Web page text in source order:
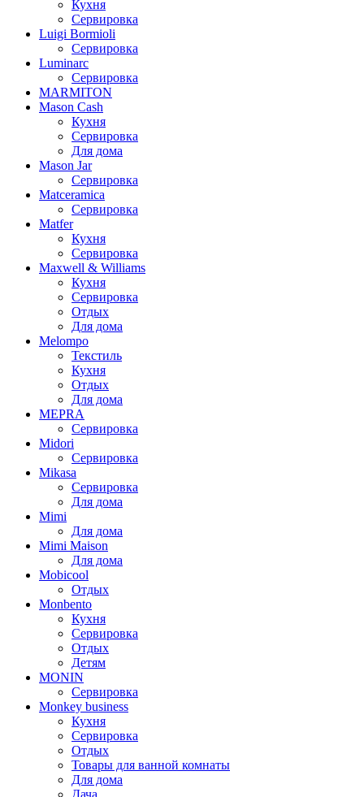
Кухня
Сервировка
Luigi Bormioli
Сервировка
Luminarc
Сервировка
MARMITON
Mason Cash
Кухня
Сервировка
Для дома
Mason Jar
Сервировка
Matceramica
Сервировка
Matfer
Кухня
Сервировка
Maxwell & Williams
Кухня
Сервировка
Отдых
Для дома
Melompo
Текстиль
Кухня
Отдых
Для дома
MEPRA
Сервировка
Midori
Сервировка
Mikasa
Сервировка
Для дома
Mimi
Для дома
Mimi Maison
Для дома
Mobicool
Отдых
Monbento
Кухня
Сервировка
Отдых
Детям
MONIN
Сервировка
Monkey business
Кухня
Сервировка
Отдых
Товары для ванной комнаты
Для дома